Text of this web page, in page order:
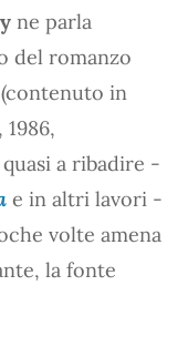
ne parla
del romanzo
(contenuto in
quasi a ribadire -
e in altri lavori -
volte amena
la fonte